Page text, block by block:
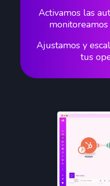
Activamos las
Ajustamos y
tus